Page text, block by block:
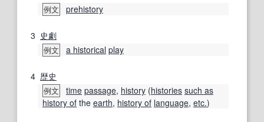
例文 prehistory
3 史劇
例文 a historical play
4 歴史
例文 time passage, history (histories such as
history of the earth, history of language, etc.)